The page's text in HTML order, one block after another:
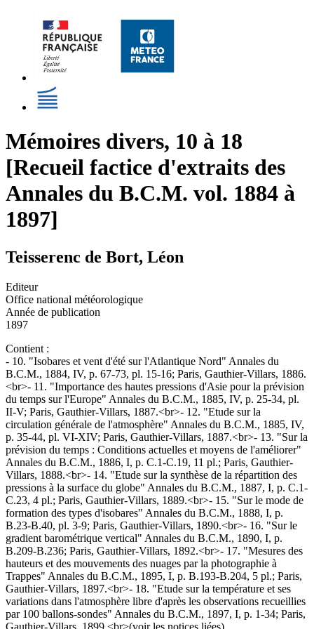
Mémoires divers, 10 à 18
[Recueil factice d'extraits des
Annales du B.C.M. vol. 1884 à
1897]
Teisserenc de Bort, Léon
Editeur
Office national météorologique
Année de publication
1897
Contient :
- 10. "Isobares et vent d'été sur l'Atlantique Nord" Annales du
B.C.M., 1884, IV, p. 67-73, pl. 15-16; Paris, Gauthier-Villars, 1886.
<br>- 11. "Importance des hautes pressions d'Asie pour la prévision
du temps sur l'Europe" Annales du B.C.M., 1885, IV, p. 25-34, pl.
II-V; Paris, Gauthier-Villars, 1887.<br>- 12. "Etude sur la
circulation générale de l'atmosphère" Annales du B.C.M., 1885, IV,
p. 35-44, pl. VI-XIV; Paris, Gauthier-Villars, 1887.<br>- 13. "Sur la
prévision du temps : Conditions actuelles et moyens de l'améliorer"
Annales du B.C.M., 1886, I, p. C.1-C.19, 11 pl.; Paris, Gauthier-
Villars, 1888.<br>- 14. "Etude sur la synthèse de la répartition des
pressions à la surface du globe" Annales du B.C.M., 1887, I, p. C.1-
C.23, 4 pl.; Paris, Gauthier-Villars, 1889.<br>- 15. "Sur le mode de
formation des types d'isobares" Annales du B.C.M., 1888, I, p.
B.23-B.40, pl. 3-9; Paris, Gauthier-Villars, 1890.<br>- 16. "Sur le
gradient barométrique vertical" Annales du B.C.M., 1890, I, p.
B.209-B.236; Paris, Gauthier-Villars, 1892.<br>- 17. "Mesures des
hauteurs et des mouvements des nuages par la photographie à
Trappes" Annales du B.C.M., 1895, I, p. B.193-B.204, 5 pl.; Paris,
Gauthier-Villars, 1897.<br>- 18. "Etude sur la température et ses
variations dans l'atmosphère libre d'après les observations recueillies
par 100 ballons-sondes" Annales du B.C.M., 1897, I, p. 1-34; Paris,
Gauthier-Villars, 1899.<br>(voir les notices liées)